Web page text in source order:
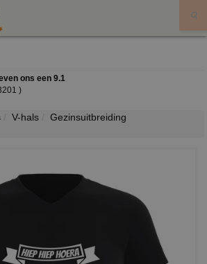
ons een 9.1
)
V-hals Gezinsuitbreiding